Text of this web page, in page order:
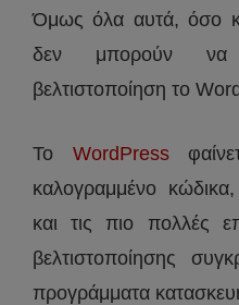
Όμως όλα αυτά, όσο
δεν μπορούν να
βελτιστοποίηση το
Το WordPress
καλογραμμένο
και τις πιο πολλές
βελτιστοποίησης
προγράμματα